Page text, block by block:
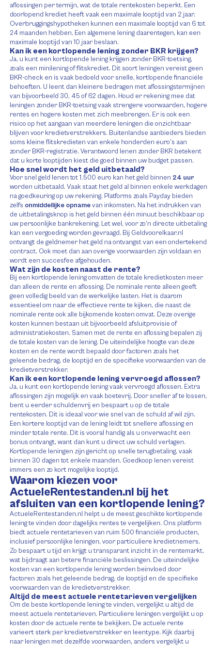
aflossingen per termijn, wat de totale rentekosten beperkt. Een
doorlopend krediet heeft vaak een maximale looptijd van 2 jaar.
Overbruggingshypotheken kunnen een maximale looptijd van 6 tot
24 maanden hebben. Een algemene lening daarentegen, kan een
maximale looptijd van 10 jaar beslaan.
Kan ik een kortlopende lening zonder BKR krijgen?
Ja, u kunt een kortlopende lening krijgen zonder BKR-toetsing,
zoals een minilening of flitskrediet. Dit soort leningen vereist geen
BKR-check en is vaak bedoeld voor snelle, kortlopende financiële
behoeften. U leent dan kleinere bedragen met aflossingstermijnen
van bijvoorbeeld 30, 45 of 62 dagen. Houd er rekening mee dat
leningen zonder BKR-toetsing vaak strengere voorwaarden, hogere
rentes en hogere kosten met zich meebrengen. Er is ook een
risico op het aangaan van meerdere leningen die onzichtbaar
blijven voor kredietverstrekkers. Buitenlandse aanbieders bieden
soms kleine flitskredieten van enkele honderden euro’s aan
zonder BKR-registratie. Verantwoord lenen zonder BKR betekent
dat u korte looptijden kiest die goed binnen uw budget passen.
Hoe snel wordt het geld uitbetaald?
Voor snel geld lenen tot 1.500 euro kan het geld binnen 24 uur
worden uitbetaald. Vaak staat het geld al binnen enkele werkdagen
na goedkeuring op uw rekening. Platforms zoals Payday bieden
zelfs onmiddellijke opnamevan inkomsten. Na het indrukken van
de uitbetalingsknop is het geld binnen één minuut beschikbaar op
uw persoonlijke bankrekening. Let wel, voor zo’n directe uitbetaling
kan een vergoeding worden gevraagd. Bij Geldvoorelkaar.nl
ontvangt de geldnemer het geld na ontvangst van een ondertekend
contract. Ook moet dan aan overige voorwaarden zijn voldaan en
wordt een succesfee afgehouden.
Wat zijn de kosten naast de rente?
Bij een kortlopende lening omvatten de totale kredietkosten meer
dan alleen de rente en aflossing. De nominale rente alleen geeft
geen volledig beeld van de werkelijke lasten. Het is daarom
essentieel om naar de effectieve rente te kijken, die naast de
nominale rente ook alle bijkomende kosten omvat. Deze overige
kosten kunnen bestaan uit bijvoorbeeld afsluitprovisie of
administratiekosten. Samen met de rente en aflossing bepalen zij
de totale kosten van de lening. De uiteindelijke hoogte van deze
kosten en de rente wordt bepaald door factoren zoals het
geleende bedrag, de looptijd en de specifieke voorwaarden van de
kredietverstrekker.
Kan ik een kortlopende lening vervroegd aflossen?
Ja, u kunt een kortlopende lening vaak vervroegd aflossen. Extra
aflossingen zijn mogelijk en vaak boetevrij. Door sneller af te lossen,
bent u eerder schuldenvrij en bespaart u op de totale
rentekosten. Dit is ideaal voor wie snel van de schuld af wil zijn.
Een kortere looptijd van de lening leidt tot snellere aflossing en
minder totale rente. Dit is vooral handig als u onverwacht een
bonus ontvangt, want dan kunt u direct uw schuld verlagen.
Kortlopende leningen zijn gericht op snelle terugbetaling, vaak
binnen 30 dagen tot enkele maanden. Goedkoop lenen vereist
immers een zo kort mogelijke looptijd.
Waarom kiezen voor
ActueleRentestanden.nl bij het
afsluiten van een kortlopende lening?
ActueleRentestanden.nl helpt u de meest geschikte kortlopende
lening te vinden door dagelijks rentes te vergelijken. Ons platform
biedt actuele rentetarieven van ruim 500 financiële producten,
inclusief persoonlijke leningen, voor particuliere kredietnemers.
Zo bespaart u tijd en krijgt u transparant inzicht in de rentemarkt,
wat bijdraagt aan betere financiële beslissingen. De uiteindelijke
kosten van een kortlopende lening worden beïnvloed door
factoren zoals het geleende bedrag, de looptijd en de specifieke
voorwaarden van de kredietverstrekker.
Altijd de meest actuele rentetarieven vergelijken
Om de beste kortlopende lening te vinden, vergelijkt u altijd de
meest actuele rentetarieven. Particuliere leningen vergelijkt u op
kosten door de actuele rente te bekijken. De actuele rente
varieert sterk per kredietverstrekker en leentype. Kijk daarbij
naar leningen met dezelfde voorwaarden, anders vergelijkt u